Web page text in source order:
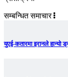
सम्बन्धित समाचार
युएई-कतारमा इरानले हान्यो